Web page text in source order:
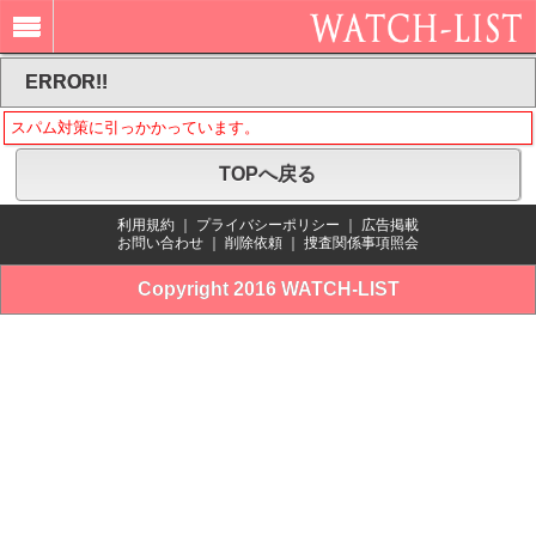
ERROR!!
スパム対策に引っかかっています。
TOPへ戻る
利用規約 プライバシーポリシー
広告掲載
お問い合わせ
削除依頼 捜査関係事項照会
Copyright 2016 WATCH-LIST